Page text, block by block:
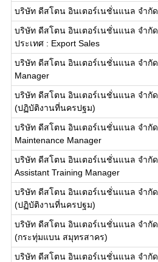
บริษัท ดีสโตน อินเตอร์เนชั่นแนล จำกัด
บริษัท ดีสโตน อินเตอร์เนชั่นแนล จำกัด
ประเทศ : Export Sales
บริษัท ดีสโตน อินเตอร์เนชั่นแนล จำกัด
Manager
บริษัท ดีสโตน อินเตอร์เนชั่นแนล จำกัด
(ปฏิบัติงานที่นครปฐม)
บริษัท ดีสโตน อินเตอร์เนชั่นแนล จำกัด
Maintenance Manager
บริษัท ดีสโตน อินเตอร์เนชั่นแนล จำกัด
Assistant Training Manager
บริษัท ดีสโตน อินเตอร์เนชั่นแนล จำกัด
(ปฏิบัติงานที่นครปฐม)
บริษัท ดีสโตน อินเตอร์เนชั่นแนล จำกัด
(กระทุ่มแบน สมุทรสาคร)
บริษัท ดีสโตน อินเตอร์เนชั่นแนล จำกัด